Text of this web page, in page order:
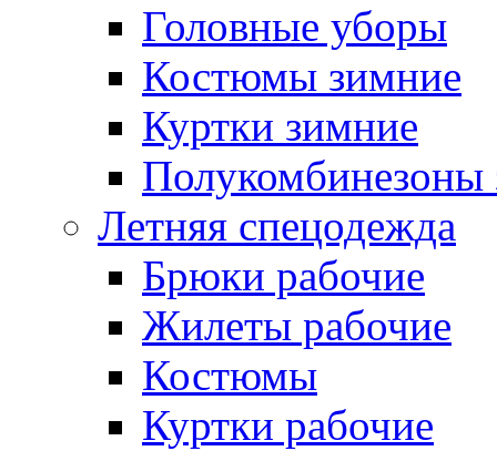
Головные уборы
Костюмы зимние
Куртки зимние
Полукомбинезоны
Летняя спецодежда
Брюки рабочие
Жилеты рабочие
Костюмы
Куртки рабочие